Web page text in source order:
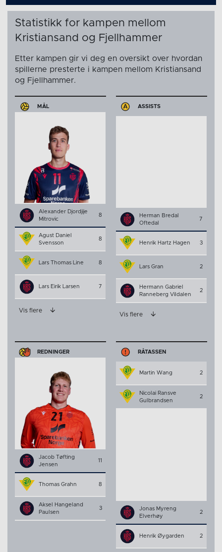
Statistikk for kampen mellom
Kristiansand og Fjellhammer
Etter kampen gir vi deg en oversikt over hvordan
spillerne presterte i kampen mellom Kristiansand
og Fjellhammer.
MÅL
Alexander Djordjije
Mitrovic
8
Agust Daniel
Svensson
8
Lars Thomas Line 8
Lars Eirik Larsen 7
Vis flere
ASSISTS
Herman Bredal
Oftedal
7
Henrik Hartz Hagen 3
Lars Gran 2
Hermann Gabriel
Ranneberg Vildalen
2
Vis flere
REDNINGER
Jacob Tøfting
Jensen
11
Thomas Grahn 8
Aksel Hangeland
Paulsen
3
RÅTASSEN
Martin Wang 2
Nicolai Ransve
Gulbrandsen
2
Jonas Myreng
Elverhøy
2
Henrik Øygarden 2